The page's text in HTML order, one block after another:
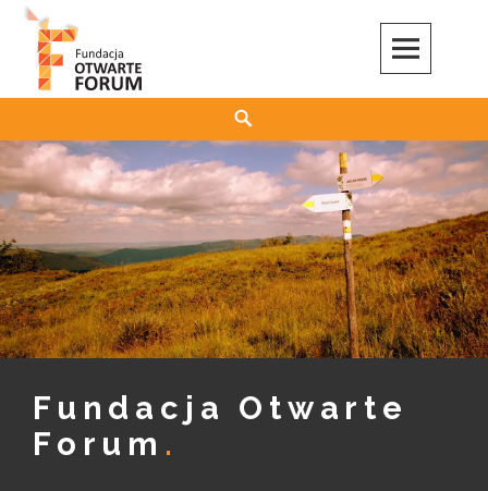
Skip
content
Fundacja Otwarte
Forum .